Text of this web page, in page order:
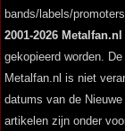
bands/labels/
2001-2026 Metalfan.nl
gekopieerd worden.
Metalfan.nl is niet
datums van de
artikelen zijn onder